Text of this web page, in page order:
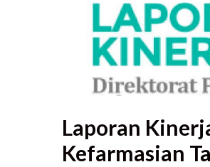
Laporan
Kefarmasian